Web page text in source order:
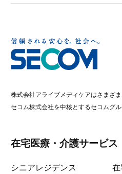
株式会社アライブメディケアはさまざ
セコム株式会社を中核とするセコムグル
在宅医療・介護サービス
シニアレジデンス 在